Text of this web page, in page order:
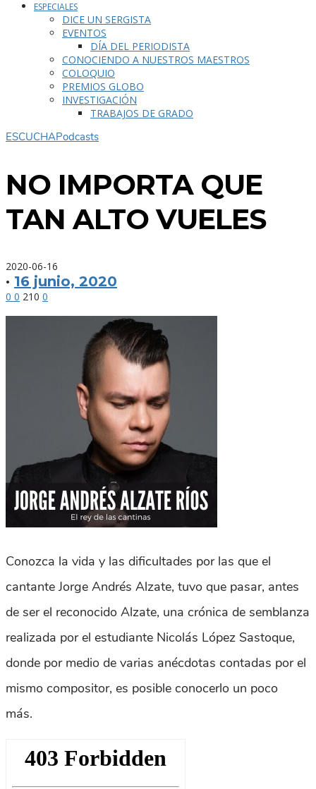
ESPECIALES
DICE UN SERGISTA
EVENTOS
DÍA DEL PERIODISTA
CONOCIENDO A NUESTROS MAESTROS
COLOQUIO
PREMIOS GLOBO
INVESTIGACIÓN
TRABAJOS DE GRADO
ESCUCHAPodcasts
NO IMPORTA QUE
TAN ALTO VUELES
2020-06-16
· 16 junio, 2020
0 0 210 0
Conozca la vida y las dificultades por las que el
cantante Jorge Andrés Alzate, tuvo que pasar, antes
de ser el reconocido Alzate, una crónica de semblanza
realizada por el estudiante Nicolás López Sastoque,
donde por medio de varias anécdotas contadas por el
mismo compositor, es posible conocerlo un poco
más.